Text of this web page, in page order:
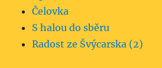
Čelovka
S halou do sběru
Radost ze Švýcarska (2)